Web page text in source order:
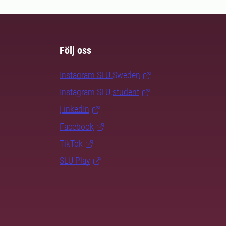
Följ oss
Instagram SLU.Sweden
Instagram SLU.student
LinkedIn
Facebook
TikTok
SLU Play